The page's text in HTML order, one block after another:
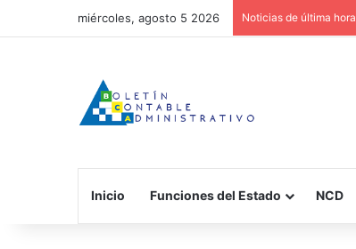
miércoles, agosto 5 2026 Noticias de última hora
Inicio Funciones del Estado NCD